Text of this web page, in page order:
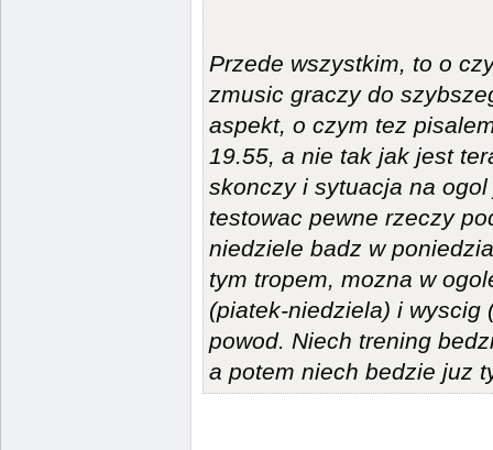
Przede wszystkim, to o
zmusic graczy do
aspekt, o czym tez
19.55, a nie tak jak jest
skonczy i sytuacja na
testowac pewne rzeczy
niedziele badz w
tym tropem, mozna w
(piatek-niedziela) i wyscig
powod. Niech trening
a potem niech bedzie juz